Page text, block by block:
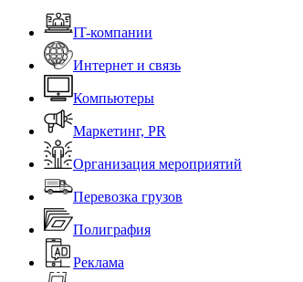
IT-компании
Интернет и связь
Компьютеры
Маркетинг, PR
Организация мероприятий
Перевозка грузов
Полиграфия
Реклама